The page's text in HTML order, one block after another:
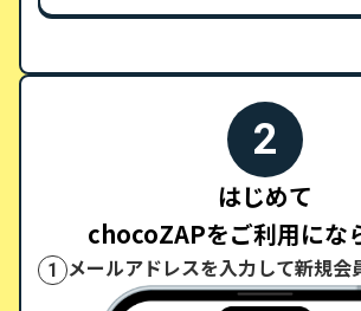
2
はじめて
chocoZAPをご利用にな
1 メールアドレスを入力して新規会